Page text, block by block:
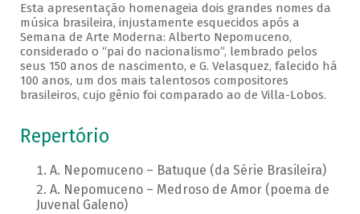
Esta apresentação homenageia dois grandes nomes da
música brasileira, injustamente esquecidos após a
Semana de Arte Moderna: Alberto Nepomuceno,
considerado o “pai do nacionalismo”, lembrado pelos
seus 150 anos de nascimento, e G. Velasquez, falecido há
100 anos, um dos mais talentosos compositores
brasileiros, cujo gênio foi comparado ao de Villa-Lobos.
Repertório
A. Nepomuceno – Batuque (da Série Brasileira)
A. Nepomuceno – Medroso de Amor (poema de
Juvenal Galeno)